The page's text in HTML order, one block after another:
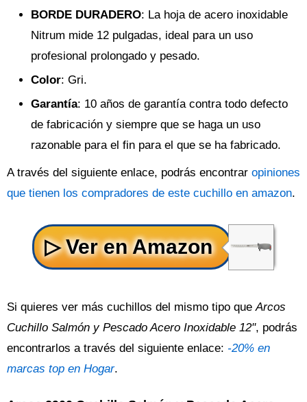
BORDE DURADERO: La hoja de acero inoxidable
Nitrum mide 12 pulgadas, ideal para un uso
profesional prolongado y pesado.
Color: Gri.
Garantía: 10 años de garantía contra todo defecto
de fabricación y siempre que se haga un uso
razonable para el fin para el que se ha fabricado.
A través del siguiente enlace, podrás encontrar opiniones
que tienen los compradores de este cuchillo en amazon.
Si quieres ver más cuchillos del mismo tipo queArcos
Cuchillo Salmón y Pescado Acero Inoxidable 12", podrás
encontrarlos a través del siguiente enlace: -20% en
marcas top en Hogar.